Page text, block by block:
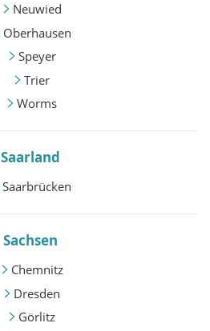
Neuwied
Oberhausen
Speyer
Trier
Worms
Saarland
Saarbrücken
Sachsen
Chemnitz
Dresden
Görlitz